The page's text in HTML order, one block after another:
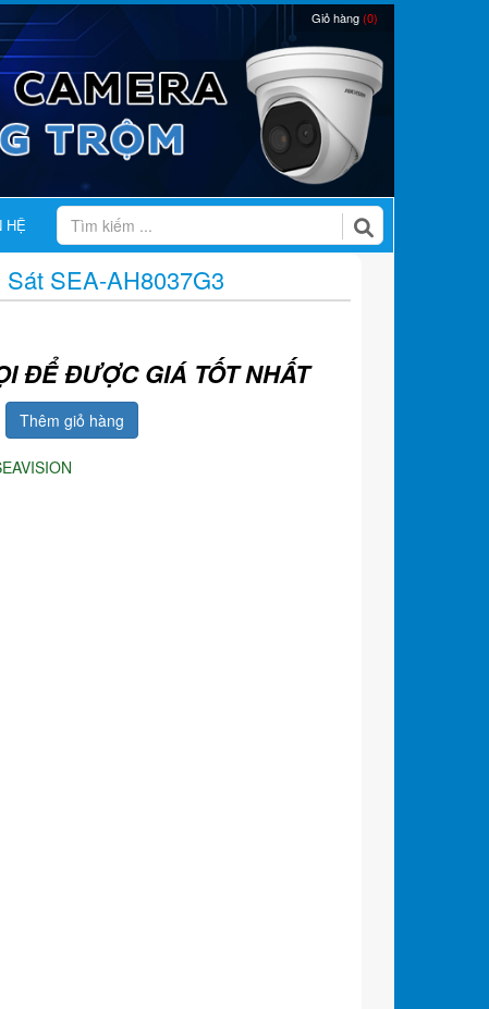
Giỏ hàng(0)
HỆ
SEA-AH8037G3
ĐỂ ĐƯỢC GIÁ TỐT NHẤT
Thêm giỏ hàng